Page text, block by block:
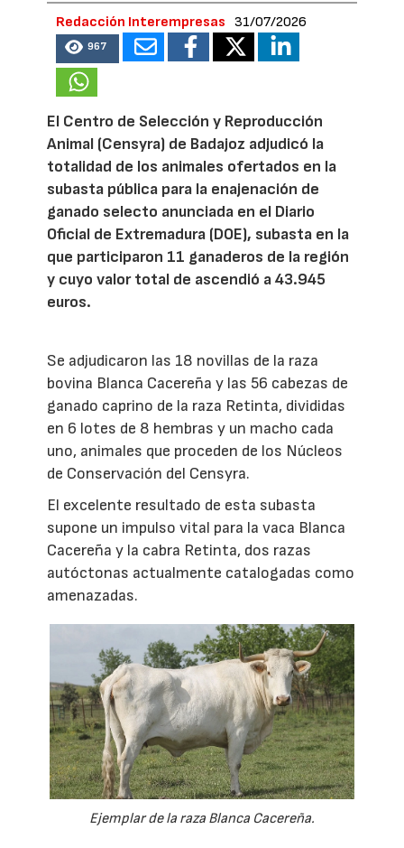
Redacción Interempresas 31/07/2026
967
El Centro de Selección y Reproducción
Animal (Censyra) de Badajoz adjudicó la
totalidad de los animales ofertados en la
subasta pública para la enajenación de
ganado selecto anunciada en el Diario
Oficial de Extremadura (DOE), subasta en la
que participaron 11 ganaderos de la región
y cuyo valor total de ascendió a 43.945
euros.
Se adjudicaron las 18 novillas de la raza
bovina Blanca Cacereña y las 56 cabezas de
ganado caprino de la raza Retinta, divididas
en 6 lotes de 8 hembras y un macho cada
uno, animales que proceden de los Núcleos
de Conservación del Censyra.
El excelente resultado de esta subasta
supone un impulso vital para la vaca Blanca
Cacereña y la cabra Retinta, dos razas
autóctonas actualmente catalogadas como
amenazadas.
Ejemplar de la raza Blanca Cacereña.